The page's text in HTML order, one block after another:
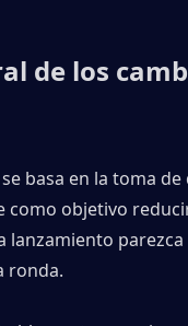
de los
basa en la toma
como objetivo
lanzamiento
ronda.